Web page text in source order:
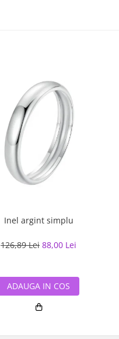
Inel argint simplu
126,89 Lei 88,00 Lei
ADAUGA IN COS